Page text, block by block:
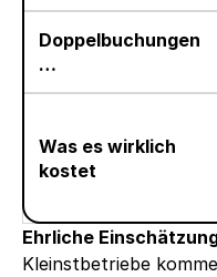
Doppelbuchungen
…
Was es wirklich
kostet
Ehrliche
Kleinstbetriebe